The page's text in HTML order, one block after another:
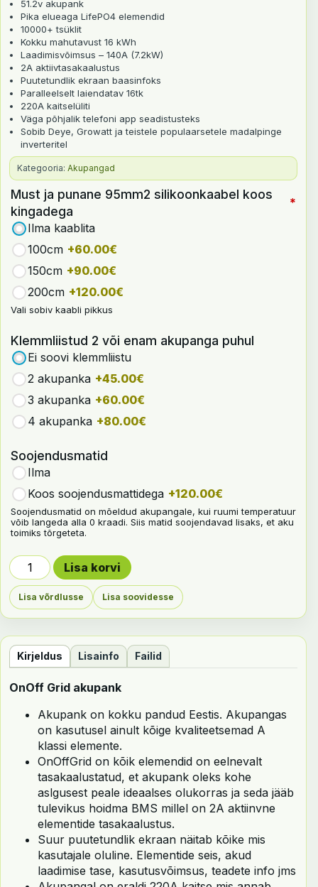
51.2v akupank
Pika elueaga LifePO4 elemendid
10000+ tsüklit
Kokku mahutavust 16 kWh
Laadimisvõimsus – 140A (7.2kW)
2A aktiivtasakaalustus
Puutetundlik ekraan baasinfoks
Paralleelselt laiendatav 16tk
220A kaitselüliti
Väga põhjalik telefoni app seadistusteks
Sobib Deye, Growatt ja teistele populaarsetele madalpinge
inverteritel
Must ja punane 95mm2 silikoonkaabel koos
kingadega
*
Ilma kaablita
100cm +60.00€
150cm +90.00€
200cm +120.00€
Vali sobiv kaabli pikkus
Klemmliistud 2 või enam akupanga puhul
Ei soovi klemmliistu
2 akupanka +45.00€
3 akupanka +60.00€
4 akupanka +80.00€
Soojendusmatid
Ilma
Koos soojendusmattidega +120.00€
Soojendusmatid on mõeldud akupangale, kui ruumi temperatuur
võib langeda alla 0 kraadi. Siis matid soojendavad lisaks, et aku
toimiks tõrgeteta.
OnOffGrid AMMI akupank 16 kWh kogus
Lisa korvi
Lisa võrdlusse Lisa soovidesse
Kategooria: Akupangad
Kirjeldus Lisainfo Failid
OnOff Grid akupank
Akupank on kokku pandud Eestis. Akupangas
on kasutusel ainult kõige kvaliteetsemad A
klassi elemente.
OnOffGrid on kõik elemendid on eelnevalt
tasakaalustatud, et akupank oleks kohe
aslgusest peale ideaalses olukorras ja seda jääb
tulevikus hoidma BMS millel on 2A aktiinvne
elementide tasakaalustus.
Suur puutetundlik ekraan näitab kõike mis
kasutajale oluline. Elementide seis, akud
laadimise tase, kasutusvõimsus, teadete info jms